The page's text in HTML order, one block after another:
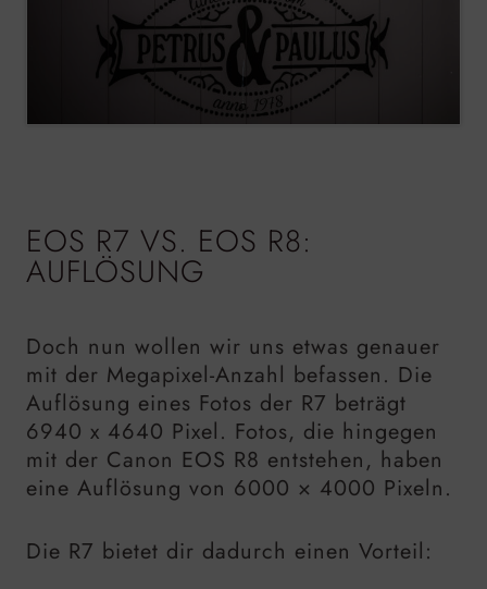
EOS R7 VS. EOS R8:
AUFLÖSUNG
Doch nun wollen wir uns etwas genauer
mit der Megapixel-Anzahl befassen. Die
Auflösung eines Fotos der R7 beträgt
6940 x 4640 Pixel. Fotos, die hingegen
mit der Canon EOS R8 entstehen, haben
eine Auflösung von 6000 × 4000 Pixeln.
Die R7 bietet dir dadurch einen Vorteil: